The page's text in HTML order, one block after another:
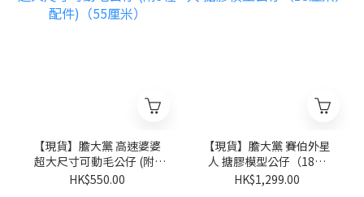
【現貨】膽大黨 高速婆婆
超大尺寸可動毛公仔 (附3
種配件)（55厘米）
HK$550.00
【現貨】膽大黨 賽伯外星
人 搪膠模型公仔（18厘
米）
HK$1,299.00